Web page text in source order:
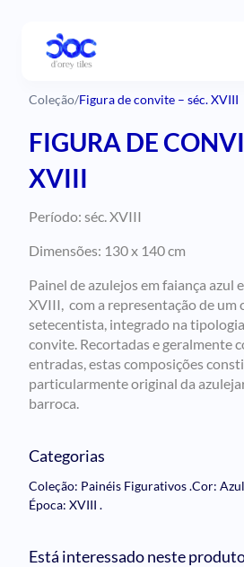
Coleção/Figura de convite – séc. XVIII
FIGURA DE
XVIII
Período: séc. XVIII
Dimensões: 130 x 140 cm
Painel de azulejos em faiança azul
XVIII, com a representação de um
setecentista, integrado na
convite. Recortadas e geralmente
entradas, estas composições
particularmente original da
barroca.
Categorias
Coleção: Painéis Figurativos.Cor:
Época: XVIII .
Está interessado neste